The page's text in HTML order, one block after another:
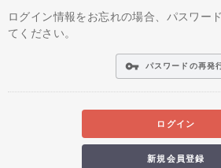
ログイン情報をお忘れの場合、パスワー
てください。
vpn_key パスワードの再発
ログイン
新規会員登録